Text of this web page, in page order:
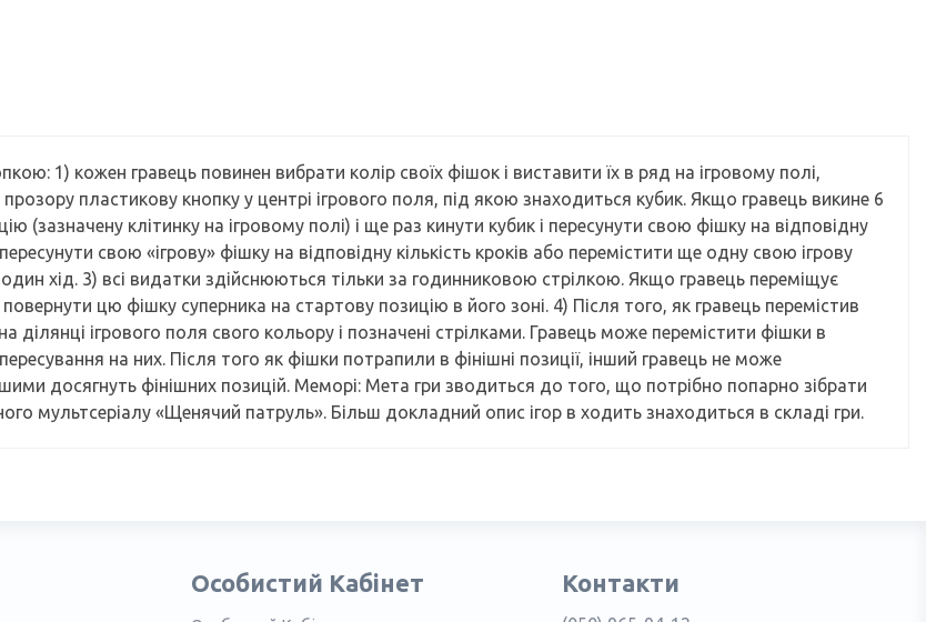
1) кожен гравець повинен вибрати колір своїх фішок і виставити їх в ряд на ігровому полі,
пластикову кнопку у центрі ігрового поля, під якою знаходиться кубик. Якщо гравець викине 6
(зазначену клітинку на ігровому полі) і ще раз кинути кубик і пересунути свою фішку на відповідну
свою «ігрову» фішку на відповідну кількість кроків або перемістити ще одну свою ігрову
хід. 3) всі видатки здійснюються тільки за годинниковою стрілкою. Якщо гравець переміщує
цю фішку суперника на стартову позицію в його зоні. 4) Після того, як гравець перемістив
ділянці ігрового поля свого кольору і позначені стрілками. Гравець може перемістити фішки в
на них. Після того як фішки потрапили в фінішні позиції, інший гравець не може
досягнуть фінішних позицій. Меморі: Мета гри зводиться до того, що потрібно попарно зібрати
мультсеріалу «Щенячий патруль». Більш докладний опис ігор в ходить знаходиться в складі гри.
Особистий Кабінет Контакти